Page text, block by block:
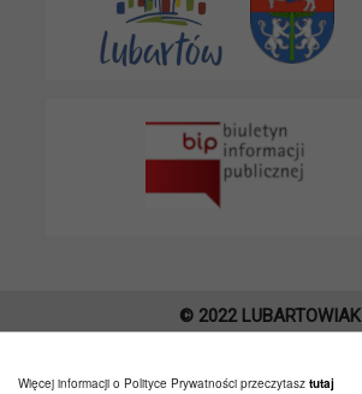
© 2022 LUBARTOWIAK
Więcej informacji o Polityce Prywatności przeczytasz tutaj